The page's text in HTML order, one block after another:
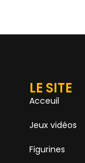
LE SITE
Acceuil
Jeux vidéos
Figurines